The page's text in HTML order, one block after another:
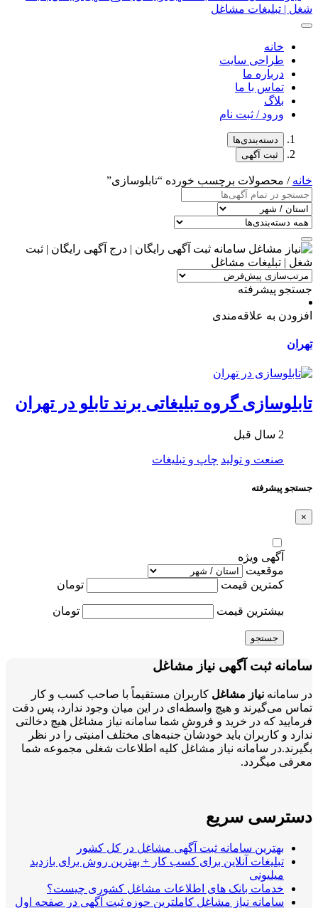
خانه
طراحی سایت
درباره ما
تماس با ما
بلاگ
ورود / ثبت نام
دسته‌بندی‌ها
ثبت آگهی
خانه / محصولات برچسب خورده “تابلوسازی”
جستجو پیشرفته
افزودن به علاقه‌مندی
تهران
تابلوسازی گروه تبلیغاتی برند تابلو در تهران
2 سال قبل
صنعت و تولید چاپ و تبلیغات
جستجو پیشرفته
×
آگهی ویژه
موقعیت
کمترین قیمت
تومان
بیشترین قیمت تومان
جستجو
سامانه ثبت آگهی نیاز مشاغل
در سامانه نیاز مشاغل کاربران مستقیماً با صاحب کسب و کار
تماس می‌گیرند و هیچ واسطه‌ای در این میان وجود ندارد، پس دقت
فرمایید که در خرید و فروشِ شما سامانه نیاز مشاغل هیچ دخالتی
ندارد و کاربران باید خودشان جنبه‌های مختلف امنیتی را در نظر
بگیرند.در سامانه نیاز مشاغل کلیه اطلاعات شغلی مجموعه شما
معرفی میگردد.
دسترسی سریع
بهترین سامانه ثبت آگهی مشاغل در کل کشور
تبلیغات آنلاین برای کسب کار + بهترین روش برای بازدید
میلیونی
خدمات بانک های اطلاعات مشاغل کشوری چیست؟
سامانه نیاز مشاغل کاملترین حوزه ثبت آگهی در صفحه اول